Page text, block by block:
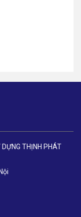
THỊNH PHÁT